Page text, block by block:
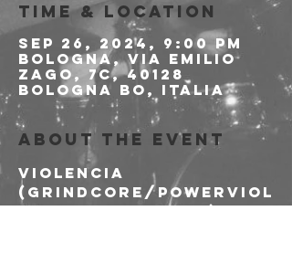
Time & Location
Sep 26, 2024, 9:00 PM
Bologna, Via Emilio
Zago, 7c, 40128
Bologna BO, Italia
About the event
VIOLENCIA
(Grindcore/Powerviol
ence dal Messico)